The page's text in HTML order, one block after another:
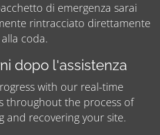
di emergenza sarai
rintracciato direttamente
coda.
dopo l'assistenza
with our real-time
throughout the process of
and recovering your site.